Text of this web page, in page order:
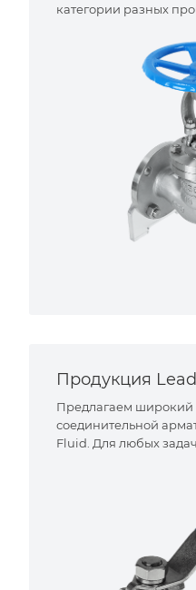
категории разных
Продукция
Предлагаем широкий
соединительной
Fluid. Для любых задач.